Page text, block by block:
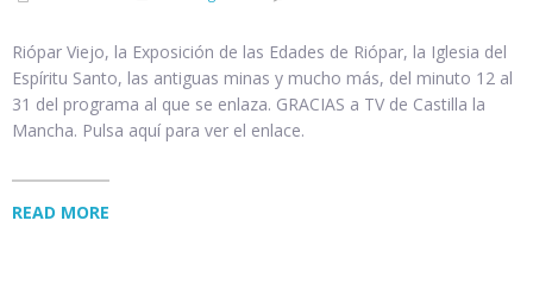
Riópar Viejo, la Exposición de las Edades de Riópar, la Iglesia del
Espíritu Santo, las antiguas minas y mucho más, del minuto 12 al
31 del programa al que se enlaza. GRACIAS a TV de Castilla la
Mancha. Pulsa aquí para ver el enlace.
READ MORE